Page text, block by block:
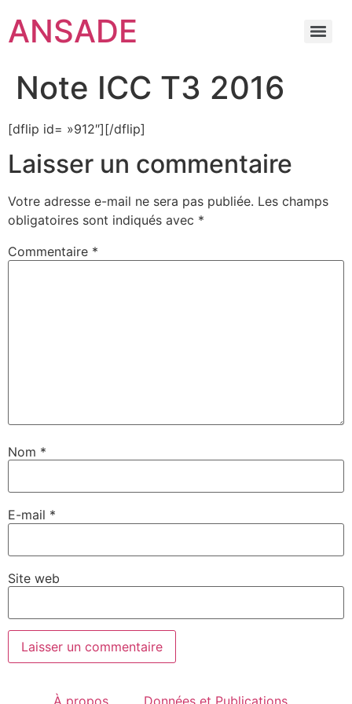
ANSADE
Note ICC T3 2016
[dflip id= »912″][/dflip]
Laisser un commentaire
Votre adresse e-mail ne sera pas publiée. Les champs
obligatoires sont indiqués avec *
Commentaire *
Nom *
E-mail *
Site web
À propos Données et Publications